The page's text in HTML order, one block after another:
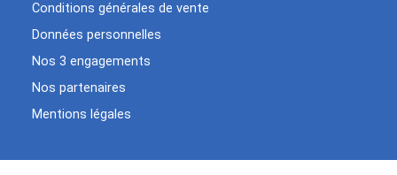
Conditions générales de vente
Données personnelles
Nos 3 engagements
Nos partenaires
Mentions légales